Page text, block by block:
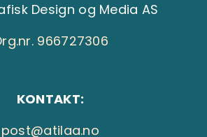
Design og Media AS
966727306
KONTAKT:
post@atilaa.no